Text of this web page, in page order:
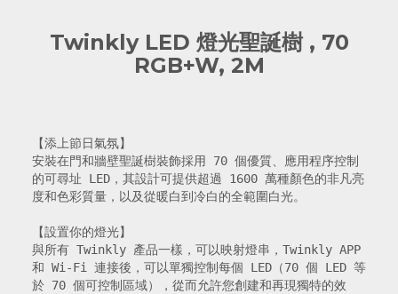
Twinkly LED 燈光聖誕樹 , 70
RGB+W, 2M
【添上節日氣氛】
安裝在門和牆壁聖誕樹裝飾採用 70 個優質、應用程序控制
的可尋址 LED，其設計可提供超過 1600 萬種顏色的非凡亮
度和色彩質量，以及從暖白到冷白的全範圍白光。
【設置你的燈光】
與所有 Twinkly 產品一樣，可以映射燈串，Twinkly APP
和 Wi-Fi 連接後，可以單獨控制每個 LED（70 個 LED 等
於 70 個可控制區域），從而允許您創建和再現獨特的效